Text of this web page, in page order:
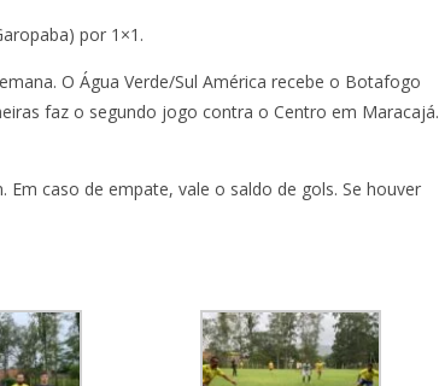
por 1×1.
O Água Verde/Sul América recebe o Botafogo
faz o segundo jogo contra o Centro em Maracajá.
caso de empate, vale o saldo de gols. Se houver